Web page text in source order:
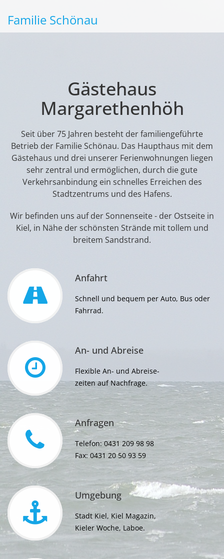
Familie Schönau
Gästehaus
Margarethenhöh
Seit über 75 Jahren besteht der familiengeführte
Betrieb der Familie Schönau. Das Haupthaus mit dem
Gästehaus und drei unserer Ferienwohnungen liegen
sehr zentral und ermöglichen, durch die gute
Verkehrsanbindung ein schnelles Erreichen des
Stadtzentrums und des Hafens.
Wir befinden uns auf der Sonnenseite - der Ostseite in
Kiel, in Nähe der schönsten Strände mit tollem und
breitem Sandstrand.
Anfahrt
Schnell und bequem per Auto, Bus oder
Fahrrad.
An- und Abreise
Flexible An- und Abreise-
zeiten auf Nachfrage.
Anfragen
Telefon:0431 209 98 98
Fax:0431 20 50 93 59
Umgebung
Stadt Kiel, Kiel Magazin,
Kieler Woche, Laboe.